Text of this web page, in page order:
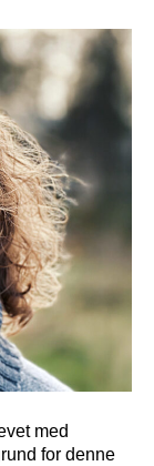
med
for denne